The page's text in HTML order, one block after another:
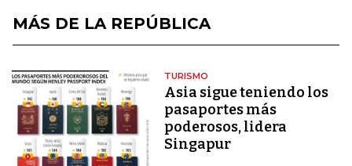
MÁS DE LA REPÚBLICA
TURISMO
Asia sigue teniendo los
pasaportes más
poderosos, lidera
Singapur